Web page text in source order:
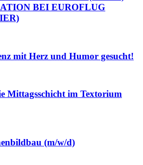
BEI EUROFLUG
mit Herz und Humor gesucht!
Mittagsschicht im Textorium
(m/w/d)